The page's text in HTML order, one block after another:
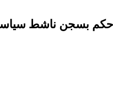
بسجن ناشط سياسي